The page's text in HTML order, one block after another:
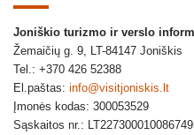
Joniškio turizmo ir verslo
Žemaičių g. 9, LT-84147 Joniškis
Tel.: +370 426 52388
El.paštas: info@visitjoniskis.lt
Įmonės kodas: 300053529
Sąskaitos nr.: